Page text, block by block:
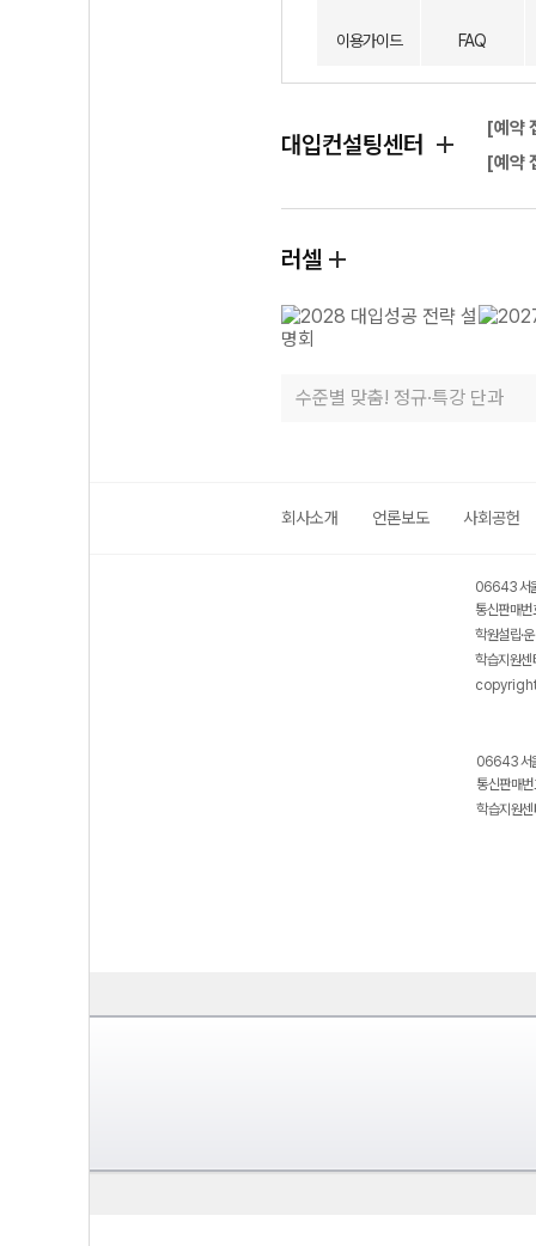
이용가이드 FAQ
대입컨설팅센터
[예약
[예약
러셀
수준별 맞춤! 정규·특강 단과
회사소개 언론보도 사회공헌
06643 서
통신판매
학원설립·
학습지원
06643 서
통신판매
학습지원